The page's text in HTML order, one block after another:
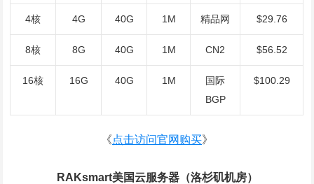
4核 4G 40G 1M 精品网 $29.76
8核 8G 40G 1M CN2 $56.52
16核 16G 40G 1M
国际
BGP
$100.29
《点击访问官网购买》
RAKsmart美国云服务器（洛杉矶机房）